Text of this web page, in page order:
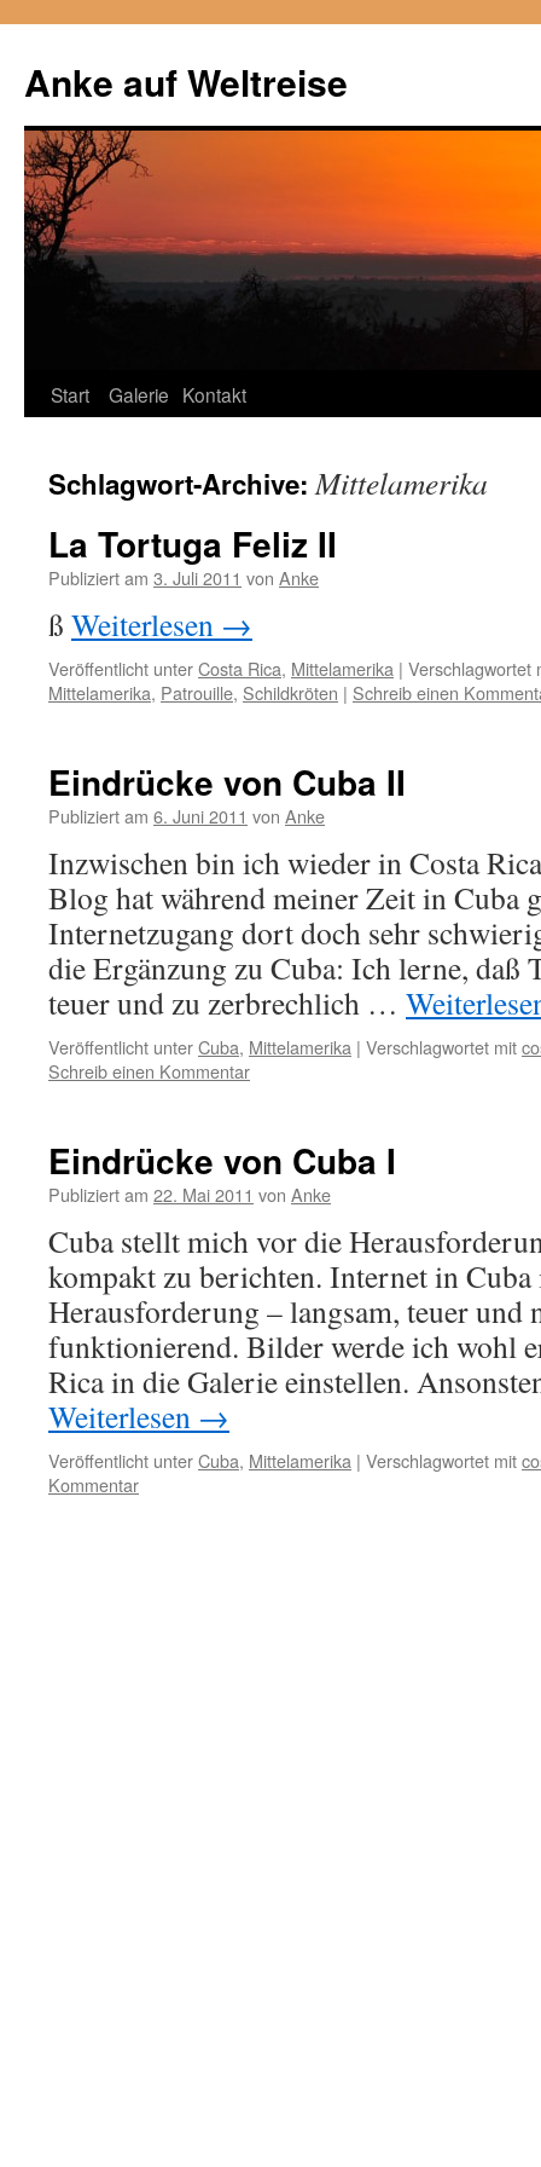
Anke auf Weltreise
Zum
springen
Start Galerie Kontakt
Schlagwort-Archive:Mittelamerika
La Tortuga Feliz II
Publiziert am 3. Juli 2011 von Anke
ß Weiterlesen →
Veröffentlicht unterCosta Rica, Mittelamerika | Verschlagwortet
Mittelamerika, Patrouille, Schildkröten | Schreib einen
Eindrücke von Cuba II
Publiziert am 6. Juni 2011 von Anke
Inzwischen bin ich wieder in Costa
Blog hat während meiner Zeit in Cuba
Internetzugang dort doch sehr
die Ergänzung zu Cuba: Ich lerne, daß
teuer und zu zerbrechlich …
Veröffentlicht unterCuba, Mittelamerika | Verschlagwortet mit
Schreib einen Kommentar
Eindrücke von Cuba I
Publiziert am 22. Mai 2011 von Anke
Cuba stellt mich vor die
kompakt zu berichten. Internet in Cuba
Herausforderung – langsam, teuer und
funktionierend. Bilder werde ich wohl
Rica in die Galerie einstellen.
Weiterlesen →
Veröffentlicht unterCuba, Mittelamerika | Verschlagwortet mit
Kommentar